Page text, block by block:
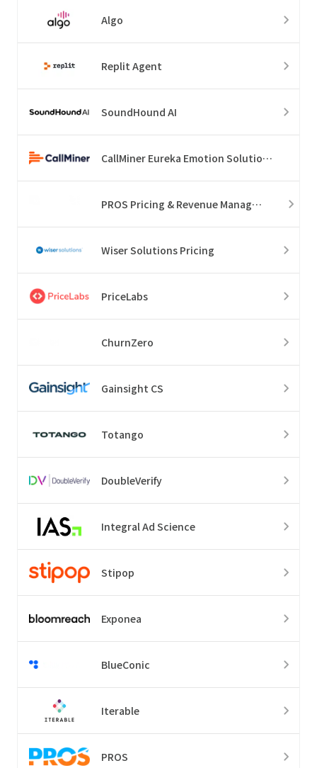
Algo
Replit Agent
SoundHound AI
CallMiner Eureka Emotion Solution Suite
PROS Pricing & Revenue Management
Wiser Solutions Pricing
PriceLabs
ChurnZero
Gainsight CS
Totango
DoubleVerify
Integral Ad Science
Stipop
Exponea
BlueConic
Iterable
PROS